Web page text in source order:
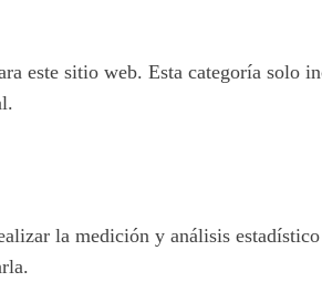
este sitio web. Esta categoría
la medición y análisis